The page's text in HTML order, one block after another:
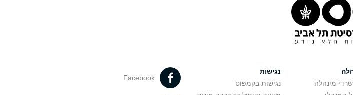
מינהלה
נגישות
נגישות בקמפוס
Facebook